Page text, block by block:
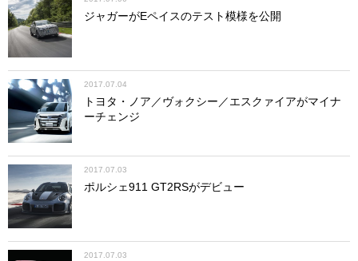
ジャガーがEペイスのテスト模様を公開
2017.07.04
トヨタ・ノア／ヴォクシー／エスクァイアがマイナ
ーチェンジ
2017.07.03
ポルシェ911 GT2RSがデビュー
2017.07.03